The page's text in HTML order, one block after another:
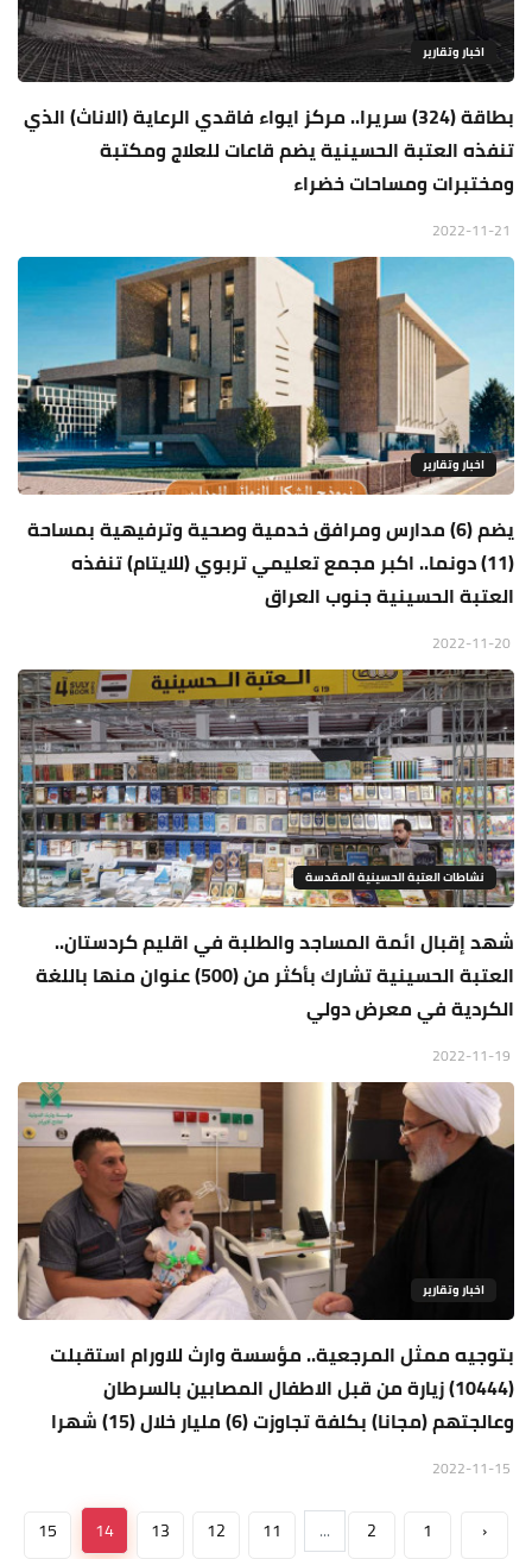
اخبار وتقارير
بطاقة (324) سريرا.. مركز ايواء فاقدي الرعاية (الاناث) الذي
تنفذه العتبة الحسينية يضم قاعات للعلاج ومكتبة
ومختبرات ومساحات خضراء
اخبار وتقارير
يضم (6) مدارس ومرافق خدمية وصحية وترفيهية بمساحة
(11) دونما.. اكبر مجمع تعليمي تربوي (للايتام) تنفذه
العتبة الحسينية جنوب العراق
نشاطات العتبة الحسينية المقدسة
شهد إقبال ائمة المساجد والطلبة في اقليم كردستان..
العتبة الحسينية تشارك بأكثر من (500) عنوان منها باللغة
الكردية في معرض دولي
اخبار وتقارير
بتوجيه ممثل المرجعية.. مؤسسة وارث للاورام استقبلت
(10444) زيارة من قبل الاطفال المصابين بالسرطان
وعالجتهم (مجانا) بكلفة تجاوزت (6) مليار خلال (15) شهرا
‹
1
2
...
11
12
13
14
15